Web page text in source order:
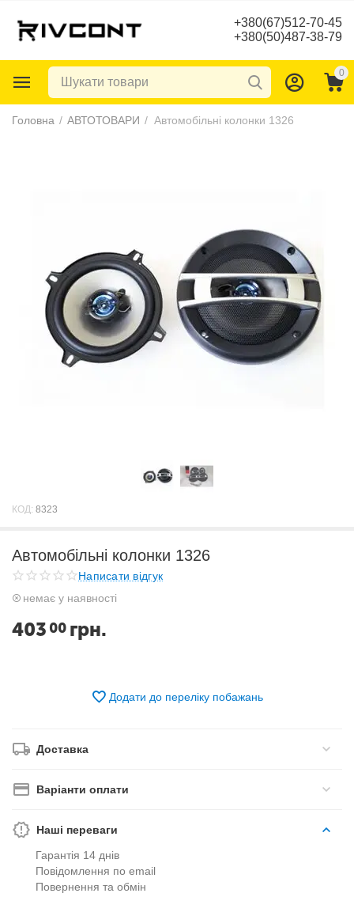
+380(67)512-70-45
+380(50)487-38-79
0
Головна / АВТОТОВАРИ / Автомобільні колонки 1326
КОД: 8323
Автомобільні колонки 1326
Написати відгук
немає у наявності
403 00 грн.
Додати до переліку побажань
Доставка
Варіанти оплати
Наші переваги
Гарантія 14 днів
Повідомлення по email
Повернення та обмін